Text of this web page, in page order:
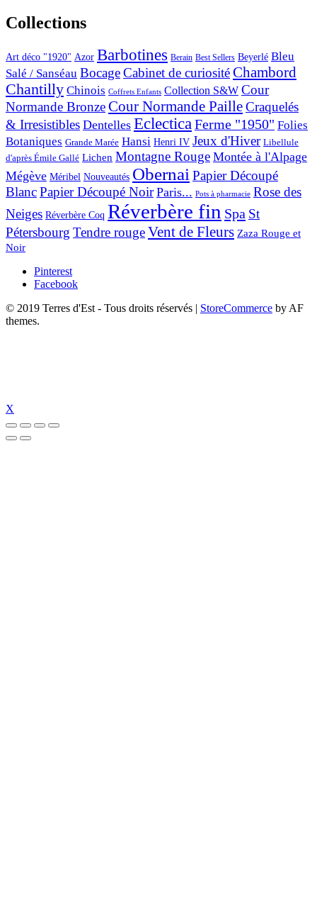
Collections
Art déco "1920" Azor Barbotines Berain Best Sellers Beyerlé Bleu
Salé / Sanséau BocageCabinet de curiositéChambord
Chantilly Chinois Coffrets Enfants Collection S&W Cour
Normande BronzeCour Normande PailleCraquelés
& Irresistibles Dentelles EclecticaFerme "1950" Folies
Botaniques Grande Marée Hansi Henri IV Jeux d'Hiver Libellule
d'après Émile Gallé Lichen Montagne Rouge Montée à l'Alpage
Mégève Méribel Nouveautés ObernaiPapier Découpé
BlancPapier Découpé Noir Paris... Pots à pharmacie Rose des
Neiges Réverbère Coq Réverbère fin Spa St
Pétersbourg Tendre rougeVent de Fleurs Zaza Rouge et
Noir
Pinterest
Facebook
© 2019 Terres d'Est - Tous droits réservés
StoreCommerce by AF
themes.
X